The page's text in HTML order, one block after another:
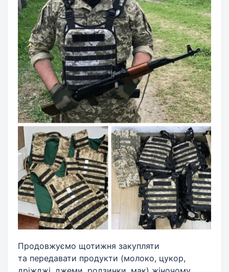
Продовжуємо щотижня закупляти
та передавати продукти (молоко, цукор,